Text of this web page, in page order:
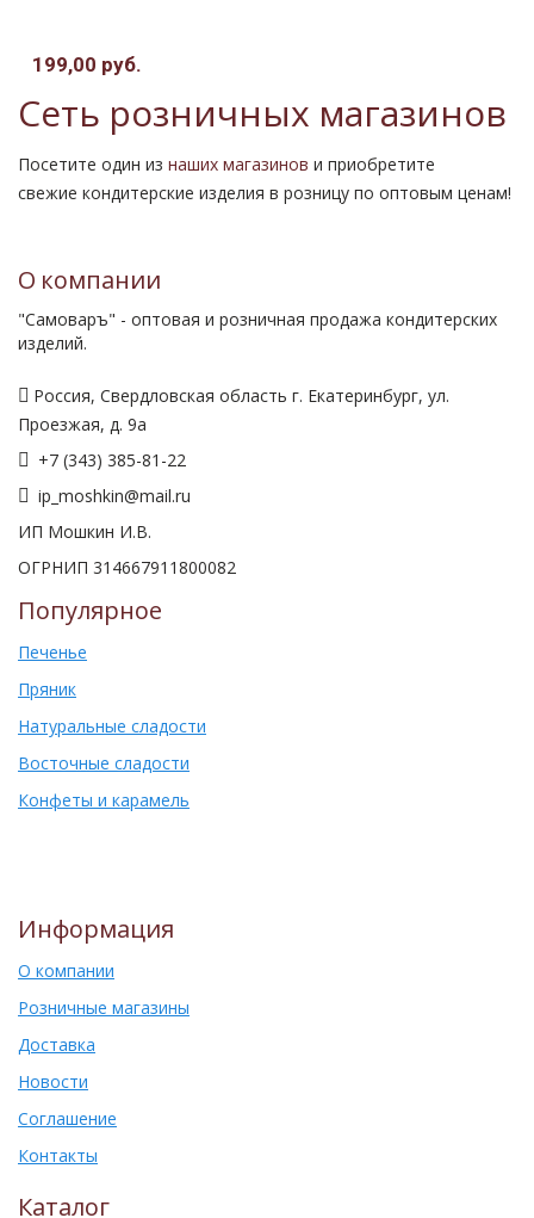
199,00 руб.
Сеть розничных магазинов
Посетите один из наших магазинов и приобретите
свежие кондитерские изделия в розницу по оптовым ценам!
О компании
"Самоваръ" - оптовая и розничная продажа кондитерских
изделий.
Россия, Свердловская область г. Екатеринбург, ул.
Проезжая, д. 9а
+7 (343) 385-81-22
ip_moshkin@mail.ru
ИП Мошкин И.В.
ОГРНИП 314667911800082
Популярное
Печенье
Пряник
Натуральные сладости
Восточные сладости
Конфеты и карамель
Информация
О компании
Розничные магазины
Доставка
Новости
Соглашение
Контакты
Каталог